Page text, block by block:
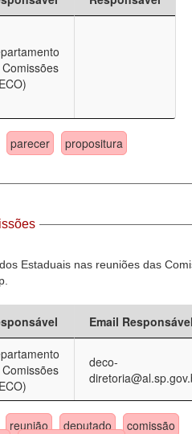
parecer
propositura
Estaduais nas reuniões das
Email
deco-
reunião deputado
comissão